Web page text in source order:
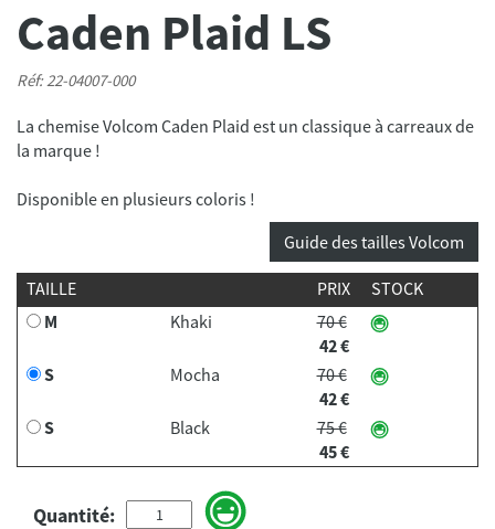
Caden Plaid LS
Réf: 22-04007-000
La chemise Volcom Caden Plaid est un classique à carreaux de
la marque !
Disponible en plusieurs coloris !
Guide des tailles Volcom
TAILLE PRIX
STOCK
M
Khaki
70 €
42 €
S
Mocha
70 €
42 €
S
Black
75 €
45 €
Quantité: